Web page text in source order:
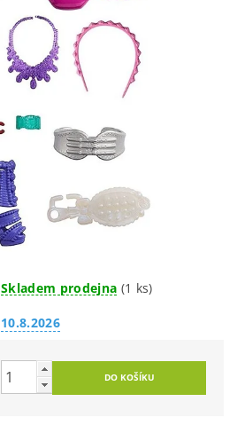
Skladem prodejna (1 ks)
10.8.2026